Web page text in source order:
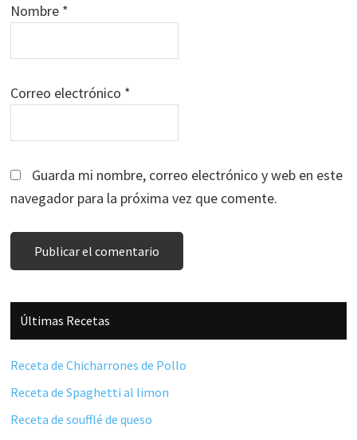
Nombre *
Correo electrónico *
Guarda mi nombre, correo electrónico y web en este
navegador para la próxima vez que comente.
Barra
lateral
principal
Últimas Recetas
Receta de Chicharrones de Pollo
Receta de Spaghetti al limon
Receta de soufflé de queso